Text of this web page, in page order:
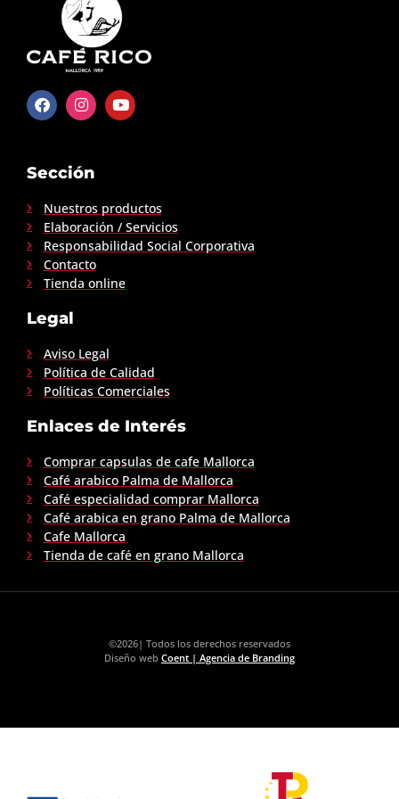
Sección
Nuestros productos
Elaboración / Servicios
Responsabilidad Social Corporativa
Contacto
Tienda online
Legal
Aviso Legal
Política de Calidad
Políticas Comerciales
Enlaces de Interés
Comprar capsulas de cafe Mallorca
Café arabico Palma de Mallorca
Café especialidad comprar Mallorca
Café arabica en grano Palma de Mallorca
Cafe Mallorca
Tienda de café en grano Mallorca
©2026| Todos los derechos reservados
Diseño web Coent | Agencia de Branding